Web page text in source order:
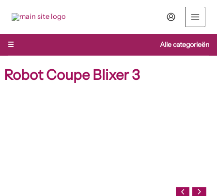
naar
inhoud
☰
Alle categorieën
Robot Coupe Blixer 3